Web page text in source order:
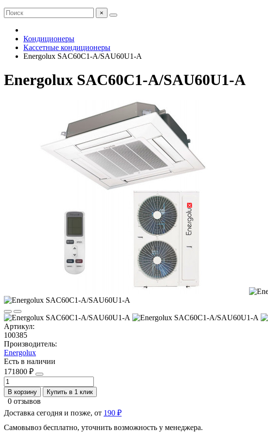
×
Кондиционеры
Кассетные кондиционеры
Energolux SAC60C1-A/SAU60U1-A
Energolux SAC60C1-A/SAU60U1-A
Артикул:
100385
Производитель:
Energolux
Есть в наличии
171800 ₽
В корзину Купить в 1 клик
0 отзывов
Доставка сегодня и позже, от 190 ₽
Самовывоз бесплатно, уточнить возможность у менеджера.